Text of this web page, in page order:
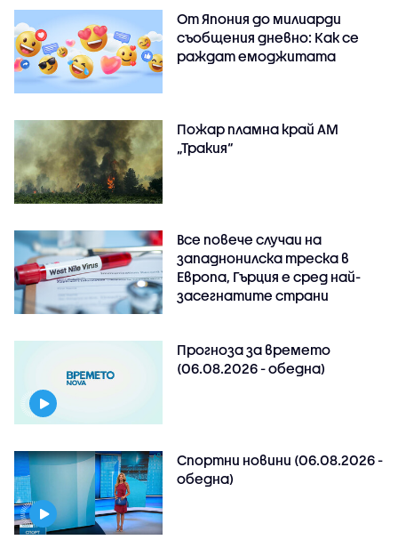
От Япония до милиарди
съобщения дневно: Как се
раждат емоджитата
Пожар пламна край АМ
„Тракия“
Все повече случаи на
западнонилска треска в
Европа, Гърция е сред най-
засегнатите страни
Прогноза за времето
(06.08.2026 - обедна)
Спортни новини (06.08.2026 -
обедна)